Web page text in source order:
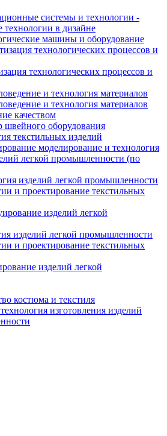
системы и технологии -
в дизайне
машины и оборудование
технологических процессов и
технологических процессов и
и технология материалов
и технология материалов
качеством
швейного оборудования
текстильных изделий
моделирование и технология
легкой промышленности (по
изделий легкой промышленности
и проектирование текстильных
изделий легкой
изделий легкой промышленности
и проектирование текстильных
изделий легкой
костюма и текстиля
изготовления изделий